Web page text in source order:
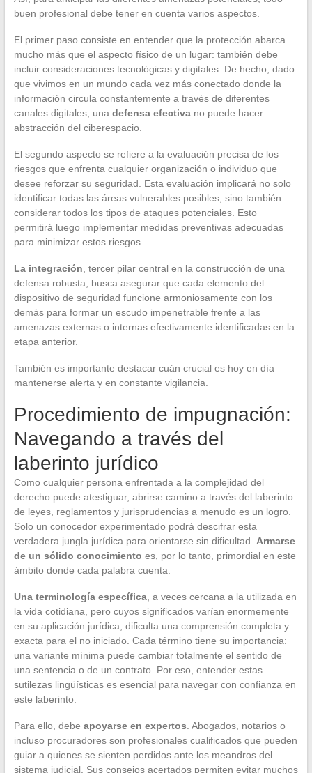
buen profesional debe tener en cuenta varios aspectos.
El primer paso consiste en entender que la protección abarca
mucho más que el aspecto físico de un lugar: también debe
incluir consideraciones tecnológicas y digitales. De hecho, dado
que vivimos en un mundo cada vez más conectado donde la
información circula constantemente a través de diferentes
canales digitales, una defensa efectivano puede hacer
abstracción del ciberespacio.
El segundo aspecto se refiere a la evaluación precisa de los
riesgos que enfrenta cualquier organización o individuo que
desee reforzar su seguridad. Esta evaluación implicará no solo
identificar todas las áreas vulnerables posibles, sino también
considerar todos los tipos de ataques potenciales. Esto
permitirá luego implementar medidas preventivas adecuadas
para minimizar estos riesgos.
La integración , tercer pilar central en la construcción de una
defensa robusta, busca asegurar que cada elemento del
dispositivo de seguridad funcione armoniosamente con los
demás para formar un escudo impenetrable frente a las
amenazas externas o internas efectivamente identificadas en la
etapa anterior.
También es importante destacar cuán crucial es hoy en día
mantenerse alerta y en constante vigilancia.
Procedimiento de impugnación:
Navegando a través del
laberinto jurídico
Como cualquier persona enfrentada a la complejidad del
derecho puede atestiguar, abrirse camino a través del laberinto
de leyes, reglamentos y jurisprudencias a menudo es un logro.
Solo un conocedor experimentado podrá descifrar esta
verdadera jungla jurídica para orientarse sin dificultad. Armarse
de un sólido conocimiento es, por lo tanto, primordial en este
ámbito donde cada palabra cuenta.
Una terminología específica, a veces cercana a la utilizada en
la vida cotidiana, pero cuyos significados varían enormemente
en su aplicación jurídica, dificulta una comprensión completa y
exacta para el no iniciado. Cada término tiene su importancia:
una variante mínima puede cambiar totalmente el sentido de
una sentencia o de un contrato. Por eso, entender estas
sutilezas lingüísticas es esencial para navegar con confianza en
este laberinto.
Para ello, debe apoyarse en expertos . Abogados, notarios o
incluso procuradores son profesionales cualificados que pueden
guiar a quienes se sienten perdidos ante los meandros del
sistema judicial. Sus consejos acertados permiten evitar muchos